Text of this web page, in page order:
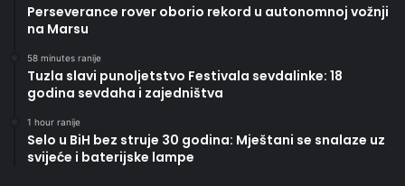
Perseverance rover oborio rekord u autonomnoj vožnji
na Marsu
58 minutes ranije
Tuzla slavi punoljetstvo Festivala sevdalinke: 18
godina sevdaha i zajedništva
1 hour ranije
Selo u BiH bez struje 30 godina: Mještani se snalaze uz
svijeće i baterijske lampe